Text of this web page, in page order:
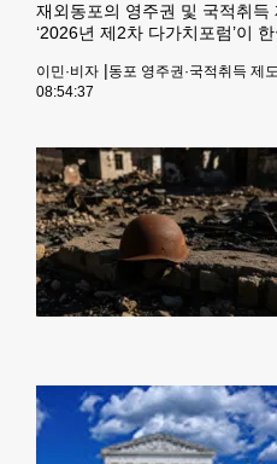
재외동포의 영주권 및 국적취득
‘2026년 제2차 다가치포럼’이
의 실무 장벽 해소와 제도 개선
인구 소멸 시대를 맞아 동포의
위한 정책을 논의하기 위해 마
합학부 사회학과 교수가 좌장
류자격 통합의 성과와 동포 사
향’을 주제로 김세진 법무부 동
이민·비자 |동포 영주권·국적취득 제
08:54:37